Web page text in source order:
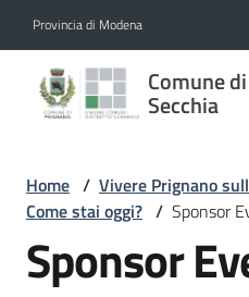
Provincia di Modena
Comune
Secchia
Comune
di
sulla
Secchia
Home / Vivere Prignano
Come stai oggi? / Sponsor
Sponsor